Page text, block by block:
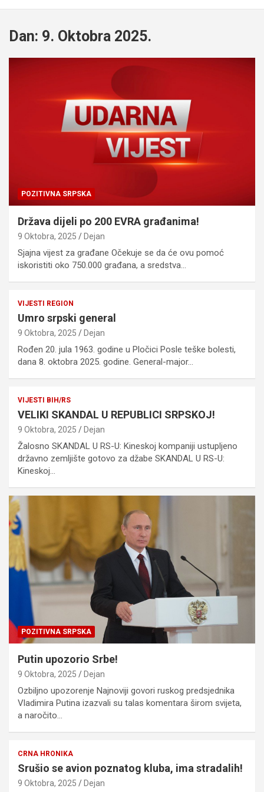
Dan: 9. Oktobra 2025.
POZITIVNA SRPSKA
Država dijeli po 200 EVRA građanima!
9 Oktobra, 2025 Dejan
Sjajna vijest za građane Očekuje se da će ovu pomoć
iskoristiti oko 750.000 građana, a sredstva…
VIJESTI REGION
Umro srpski general
9 Oktobra, 2025 Dejan
Rođen 20. jula 1963. godine u Pločici Posle teške bolesti,
dana 8. oktobra 2025. godine. General-major…
VIJESTI BIH/RS
VELIKI SKANDAL U REPUBLICI SRPSKOJ!
9 Oktobra, 2025 Dejan
Žalosno SKANDAL U RS-U: Kineskoj kompaniji ustupljeno
državno zemljište gotovo za džabe SKANDAL U RS-U:
Kineskoj…
POZITIVNA SRPSKA
Putin upozorio Srbe!
9 Oktobra, 2025 Dejan
Ozbiljno upozorenje Najnoviji govori ruskog predsjednika
Vladimira Putina izazvali su talas komentara širom svijeta,
a naročito…
CRNA HRONIKA
Srušio se avion poznatog kluba, ima stradalih!
9 Oktobra, 2025 Dejan